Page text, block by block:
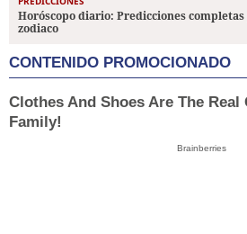
Horóscopo diario: Predicciones
zodiaco
CONTENIDO PROMOCIONADO
Clothes And Shoes Are The
Family!
Brainberries